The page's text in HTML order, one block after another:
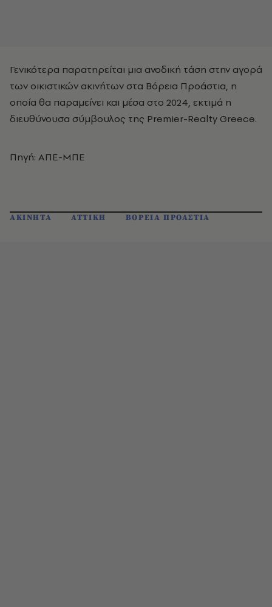
Γενικότερα παρατηρείται μια ανοδική τάση στην αγορά
των οικιστικών ακινήτων στα Βόρεια Προάστια, η
οποία θα παραμείνει και μέσα στο 2024, εκτιμά η
διευθύνουσα σύμβουλος της Premier-Realty Greece.
Πηγή: ΑΠΕ-ΜΠΕ
ΑΚΙΝΗΤΑ ΑΤΤΙΚΗ ΒΟΡΕΙΑ ΠΡΟΑΣΤΙΑ